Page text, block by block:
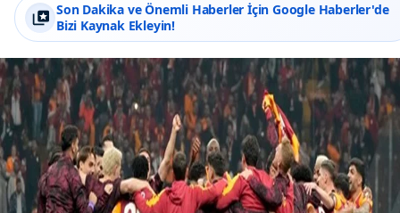
Son Dakika ve Önemli Haberler İçin Google Haberler'de
Bizi Kaynak Ekleyin!